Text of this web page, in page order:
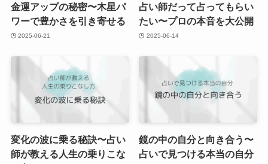
金運アップの秘密〜木星パ
ワーで豊かさを引き寄せる
2025-06-21
占い師だって占ってもらい
たい〜プロの本音を大公開
2025-06-14
変化の波に乗る秘訣〜占い
師が教える人生の乗りこな
鏡の中の自分と向き合う〜
占いで見つける本当の自分